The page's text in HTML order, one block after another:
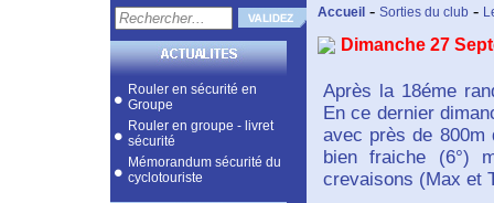
Rouler en sécurité en
Groupe
Rouler en groupe - livret
sécurité
Mémorandum sécurité du
cyclotouriste
Accueil - Sorties du club -
Dimanche 27
Après la 18éme
En ce dernier
avec près de 800m
bien fraiche (6°)
crevaisons (Max et